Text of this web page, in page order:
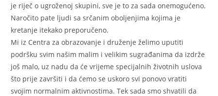
je riječ o ugroženoj skupini, sve je to za sada onemogućeno.
Naročito pate ljudi sa srčanim oboljenjima kojima je
kretanje itekako preporučeno.
Mi iz Centra za obrazovanje i druženje želimo uputiti
podršku svim našim malim i velikim sugrađanima da izdrže
još malo, uz nadu da će vrijeme specijalnih životnih uslova
što prije završiti i da ćemo se uskoro svi ponovo vratiti
svojim normalnim aktivnostima. Tek sada smo shvatili da